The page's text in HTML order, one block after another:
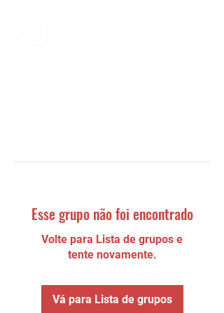
Esse grupo não foi encontrado
Volte para Lista de grupos e
tente novamente.
Vá para Lista de grupos